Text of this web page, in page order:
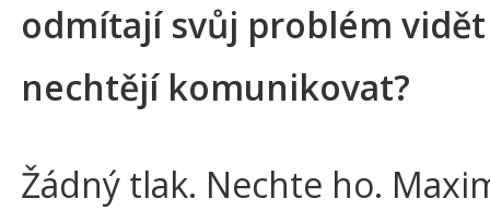
odmítají svůj problém
nechtějí komunikovat?
Žádný tlak. Nechte ho.